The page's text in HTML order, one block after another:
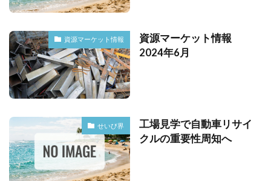
資源マーケット情報
資源マーケット情報
2024年6月
せいび界
工場見学で自動車リサイ
クルの重要性周知へ